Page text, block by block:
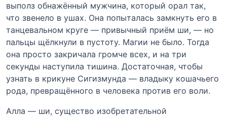
выполз обнажённый мужчина, который орал так,
что звенело в ушах. Она попыталась замкнуть его в
танцевальном круге — привычный приём ши, — но
пальцы щёлкнули в пустоту. Магии не было. Тогда
она просто закричала громче всех, и на три
секунды наступила тишина. Достаточная, чтобы
узнать в крикуне Сигизмунда — владыку кошачьего
рода, превращённого в человека против его воли.
Алла — ши, существо изобретательной